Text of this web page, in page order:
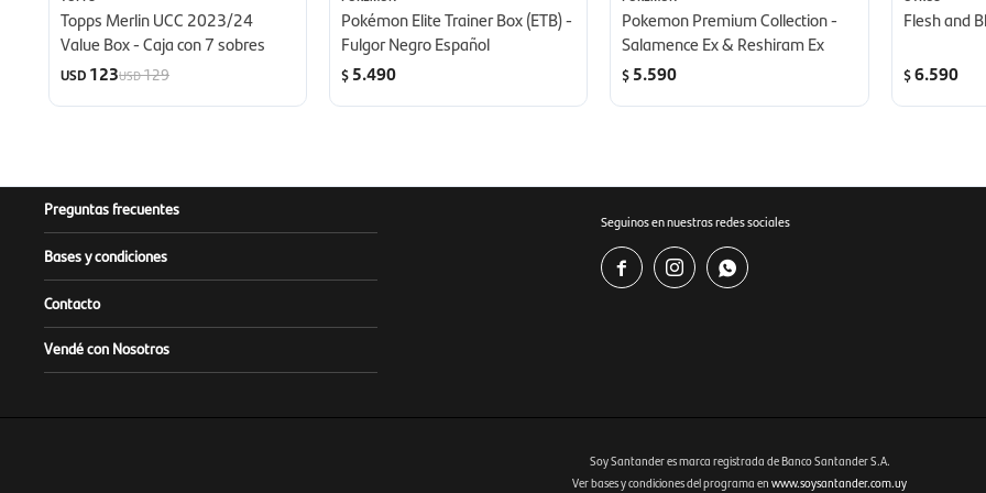
Topps Merlin UCC 2023/24
Value Box - Caja con 7 sobres
USD 123USD129
Pokémon Elite Trainer Box (ETB) -
Fulgor Negro Español
$ 5.490
Pokemon Premium Collection -
Salamence Ex & Reshiram Ex
$ 5.590
Flesh and
$6.590
Preguntas frecuentes
Bases y condiciones
Contacto
Vendé con Nosotros
Seguinos en nuestras redes sociales
  
Soy Santander es marca registrada de Banco Santander S.A.
Ver bases y condiciones del programa en www.soysantander.com.uy